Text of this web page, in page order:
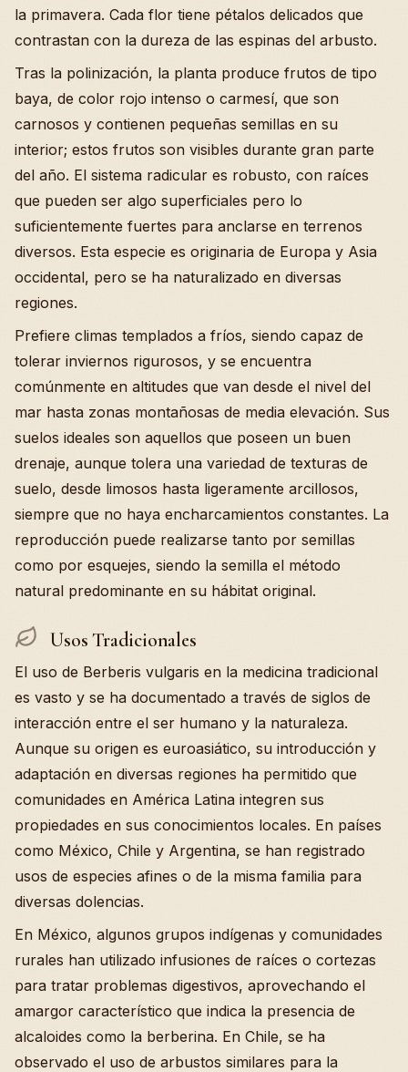
la primavera. Cada flor tiene pétalos delicados que
contrastan con la dureza de las espinas del arbusto.
Tras la polinización, la planta produce frutos de tipo
baya, de color rojo intenso o carmesí, que son
carnosos y contienen pequeñas semillas en su
interior; estos frutos son visibles durante gran parte
del año. El sistema radicular es robusto, con raíces
que pueden ser algo superficiales pero lo
suficientemente fuertes para anclarse en terrenos
diversos. Esta especie es originaria de Europa y Asia
occidental, pero se ha naturalizado en diversas
regiones.
Prefiere climas templados a fríos, siendo capaz de
tolerar inviernos rigurosos, y se encuentra
comúnmente en altitudes que van desde el nivel del
mar hasta zonas montañosas de media elevación. Sus
suelos ideales son aquellos que poseen un buen
drenaje, aunque tolera una variedad de texturas de
suelo, desde limosos hasta ligeramente arcillosos,
siempre que no haya encharcamientos constantes. La
reproducción puede realizarse tanto por semillas
como por esquejes, siendo la semilla el método
natural predominante en su hábitat original.
Usos Tradicionales
El uso de Berberis vulgaris en la medicina tradicional
es vasto y se ha documentado a través de siglos de
interacción entre el ser humano y la naturaleza.
Aunque su origen es euroasiático, su introducción y
adaptación en diversas regiones ha permitido que
comunidades en América Latina integren sus
propiedades en sus conocimientos locales. En países
como México, Chile y Argentina, se han registrado
usos de especies afines o de la misma familia para
diversas dolencias.
En México, algunos grupos indígenas y comunidades
rurales han utilizado infusiones de raíces o cortezas
para tratar problemas digestivos, aprovechando el
amargor característico que indica la presencia de
alcaloides como la berberina. En Chile, se ha
observado el uso de arbustos similares para la